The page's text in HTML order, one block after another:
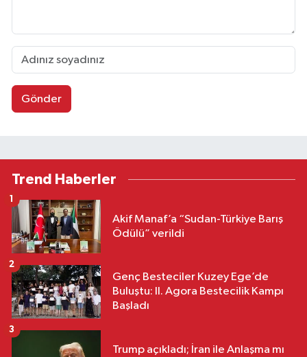
Gönder
Trend Haberler
Akif Manaf’a “Sudan-Türkiye Barış
Ödülü” verildi
1
Genç Besteciler Kuzey Ege’de
Buluştu: II. Agora Bestecilik Kampı
Başladı
2
Trump açıkladı; İran ile Anlaşma mı
3